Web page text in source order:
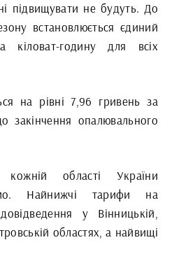
підвищувати не будуть. До
встановлюється єдиний
годину для всіх
на рівні 7,96 гривень за
закінчення опалювального
області України
Найнижчі тарифи на
у Вінницькій,
областях, а найвищі